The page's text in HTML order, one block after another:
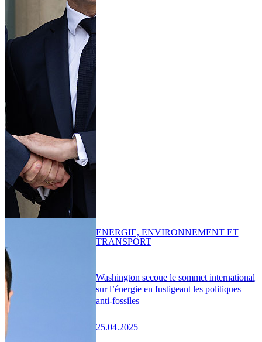
Washington secoue le sommet international
sur l’énergie en fustigeant les politiques
anti-fossiles
25.04.2025
ENERGIE, ENVIRONNEMENT ET
TRANSPORT